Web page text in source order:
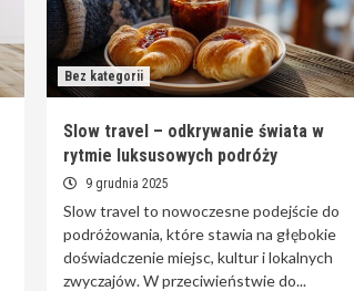
Bez kategorii
Slow travel – odkrywanie świata w
rytmie luksusowych podróży
9 grudnia 2025
Slow travel to nowoczesne podejście do
podróżowania, które stawia na głębokie
doświadczenie miejsc, kultur i lokalnych
zwyczajów. W przeciwieństwie do...